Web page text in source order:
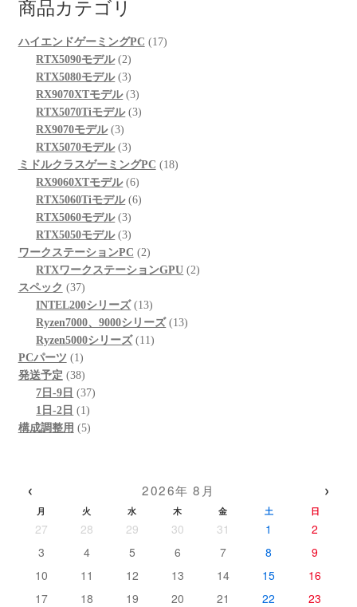
商品カテゴリ
ハイエンドゲーミングPC 1717
RTX5090モデル 22
個
の
商
RTX5080モデル 33
個
の
品
RX9070XTモデル 33
個
品
RTX5070Tiモデル 33
商
品
RX9070モデル 33
個
の
商
品
RTX5070モデル 33
個
の
商
品
ミドルクラスゲーミングPC 1818
RX9060XTモデル 66
個
品
RTX5060Tiモデル 66
商
品
RTX5060モデル 33
個
の
商
RTX5050モデル 33
個
の
品
ワークステーションPC 22
個
商
品
RTXワークステーションGPU 22
スペック 3737
個
の
商
品
INTEL200シリーズ 1313
個
の
Ryzen7000、9000シリーズ 1313
Ryzen5000シリーズ 1111
PCパーツ 11
個
の
商
品
発送予定 3838
個
の
商
7日-9日 3737
1日-2日 11
個
構成調整用 55
‹ 2026年 8月 ›
月 火 水 木 金 土 日
27 28 29 30 31 1
2
3
4 5 6 7 8
9
10
11 12 13 14 15
16
17
18 19 20 21 22 23